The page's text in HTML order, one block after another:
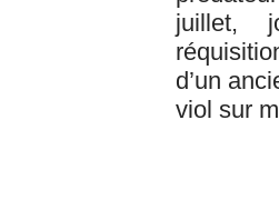
juillet,
d’un
viol sur